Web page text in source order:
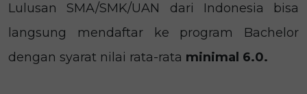
Lulusan SMA/SMK/UAN dari Indonesia bisa
langsung mendaftar ke program Bachelor
dengan syarat nilai rata-rata minimal 6.0.